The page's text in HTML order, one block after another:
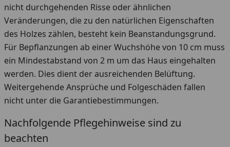
nicht durchgehenden Risse oder ähnlichen
Veränderungen, die zu den natürlichen Eigenschaften
des Holzes zählen, besteht kein Beanstandungsgrund.
Für Bepflanzungen ab einer Wuchshöhe von 10 cm muss
ein Mindestabstand von 2 m um das Haus eingehalten
werden. Dies dient der ausreichenden Belüftung.
Weitergehende Ansprüche und Folgeschäden fallen
nicht unter die Garantiebestimmungen.
Nachfolgende Pflegehinweise sind zu
beachten